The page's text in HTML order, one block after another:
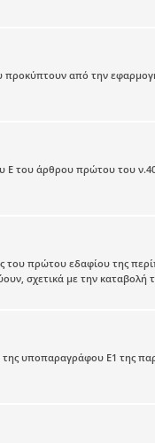
από την
του άρθρου πρώτου του
του πρώτου εδαφίου της
σχετικά με την
υποπαραγράφου Ε1 της